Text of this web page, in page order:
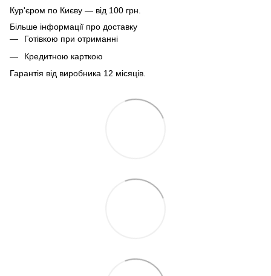
Кур'єром по Києву — від 100 грн.
Більше інформації про доставку
Готівкою при отриманні
Кредитною карткою
Гарантія від виробника 12 місяців.